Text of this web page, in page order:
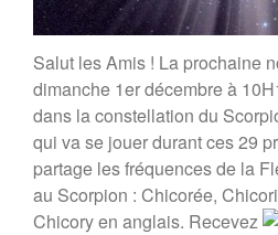
Salut les Amis ! La prochaine
dimanche 1er décembre à
dans la constellation du
qui va se jouer durant ces 29
partage les fréquences de la
au Scorpion : Chicorée,
Chicory en anglais. Recevez